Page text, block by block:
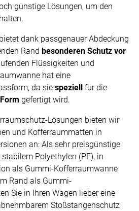
günstige Lösungen, um den
dank passgenauer Abdeckung
Rand besonderen Schutz vor
Flüssigkeiten und
hat eine
da sie speziell für die
gefertigt wird.
Lösungen bieten wir
und Kofferraummatten in
an: Als sehr preisgünstige
Polyethylen (PE), in
als Gummi-Kofferraumwanne
Rand als Gummi-
Sie in Ihren Wagen lieber eine
Stoßstangenschutz